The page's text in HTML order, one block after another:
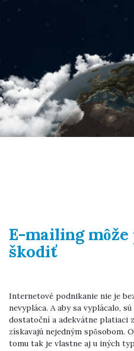
E-mailing
škodiť
Internetové podnikanie nie je
nevypláca. A aby sa vyplácalo,
dostatoční a adekvátne platiaci
získavajú nejedným spôsobom.
tomu tak je vlastne aj u iných